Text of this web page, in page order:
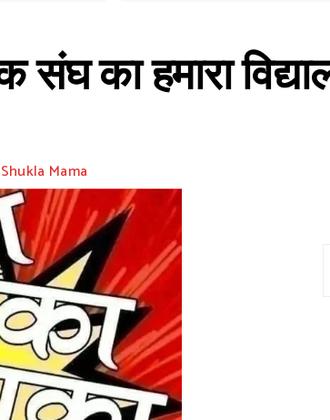
का हमारा
Mama